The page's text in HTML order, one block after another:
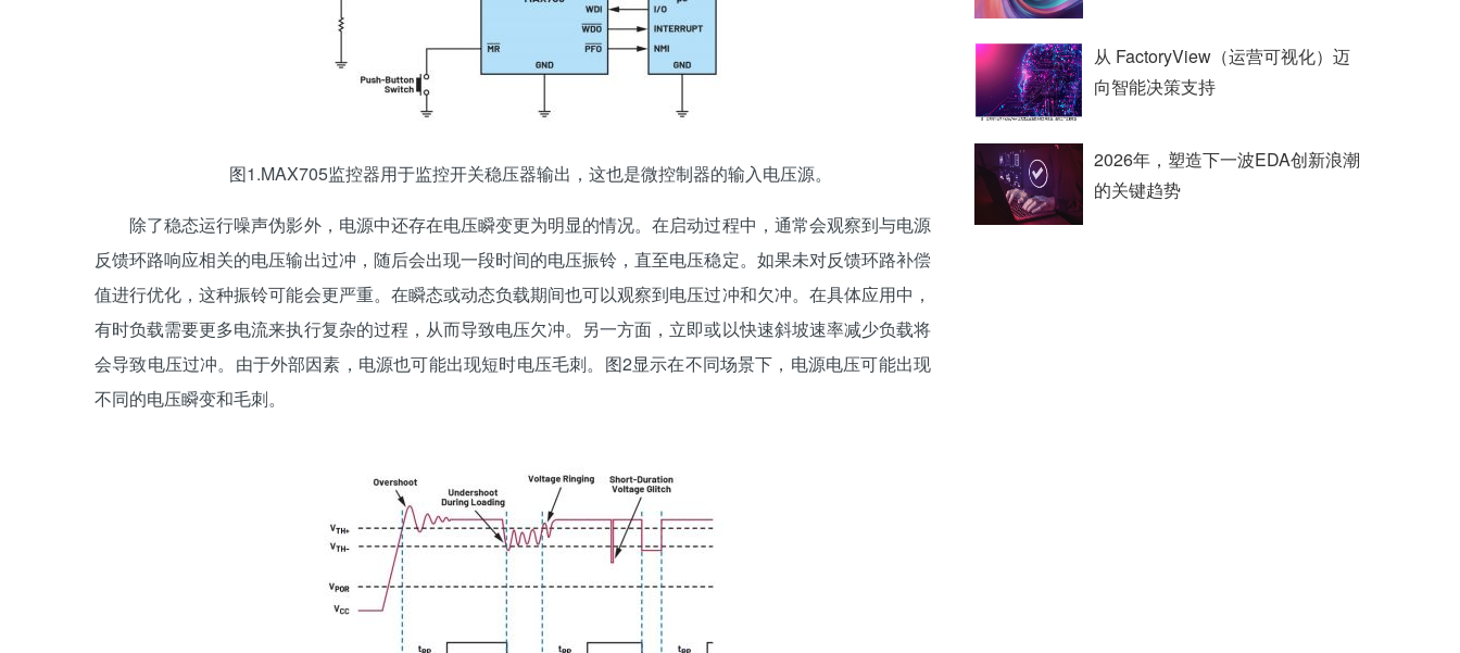
图1.MAX705监控器用于监控开关稳压器输出，这也是微控制器的输入电压源。
除了稳态运行噪声伪影外，电源中还存在电压瞬变更为明显的情况。在启动过程中，通常会观察到与电源
反馈环路响应相关的电压输出过冲，随后会出现一段时间的电压振铃，直至电压稳定。如果未对反馈环路补偿
值进行优化，这种振铃可能会更严重。在瞬态或动态负载期间也可以观察到电压过冲和欠冲。在具体应用中，
有时负载需要更多电流来执行复杂的过程，从而导致电压欠冲。另一方面，立即或以快速斜坡速率减少负载将
会导致电压过冲。由于外部因素，电源也可能出现短时电压毛刺。图2显示在不同场景下，电源电压可能出现
不同的电压瞬变和毛刺。
从 FactoryView（运营可视化）迈
向智能决策支持
2026年，塑造下一波EDA创新浪潮
的关键趋势